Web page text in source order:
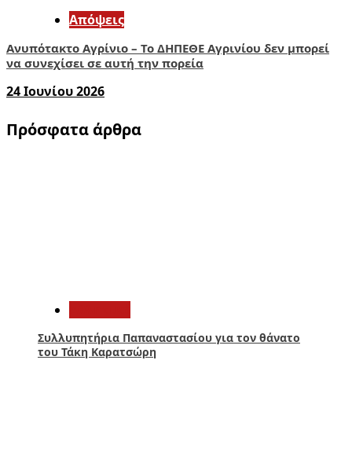
Απόψεις
Ανυπότακτο Αγρίνιο – Το ΔΗΠΕΘΕ Αγρινίου δεν μπορεί
να συνεχίσει σε αυτή την πορεία
24 Ιουνίου 2026
Πρόσφατα άρθρα
Συλλυπητήρια Παπαναστασίου για τον θάνατο
του Τάκη Καρατσώρη